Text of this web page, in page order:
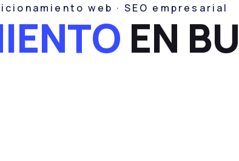
web · SEO empresarial
EN